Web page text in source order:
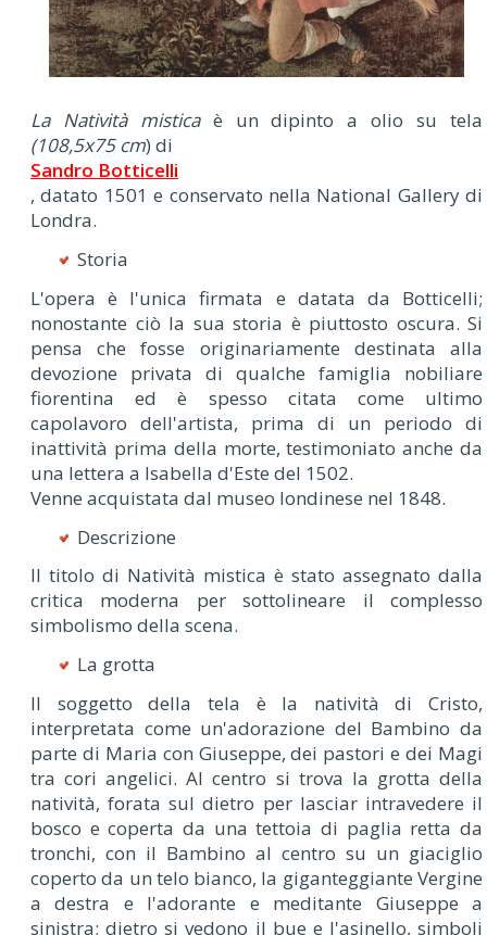
La Natività misticaè un dipinto a olio su tela
(108,5x75 cm) di
Sandro Botticelli
, datato 1501 e conservato nella National Gallery di
Londra.
Storia
L'opera è l'unica firmata e datata da Botticelli;
nonostante ciò la sua storia è piuttosto oscura. Si
pensa che fosse originariamente destinata alla
devozione privata di qualche famiglia nobiliare
fiorentina ed è spesso citata come ultimo
capolavoro dell'artista, prima di un periodo di
inattività prima della morte, testimoniato anche da
una lettera a Isabella d'Este del 1502.
Venne acquistata dal museo londinese nel 1848.
Descrizione
Il titolo di Natività mistica è stato assegnato dalla
critica moderna per sottolineare il complesso
simbolismo della scena.
La grotta
Il soggetto della tela è la natività di Cristo,
interpretata come un'adorazione del Bambino da
parte di Maria con Giuseppe, dei pastori e dei Magi
tra cori angelici. Al centro si trova la grotta della
natività, forata sul dietro per lasciar intravedere il
bosco e coperta da una tettoia di paglia retta da
tronchi, con il Bambino al centro su un giaciglio
coperto da un telo bianco, la giganteggiante Vergine
a destra e l'adorante e meditante Giuseppe a
sinistra; dietro si vedono il bue e l'asinello, simboli